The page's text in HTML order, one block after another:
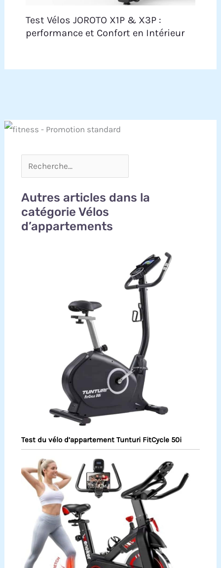
Test Vélos JOROTO X1P & X3P :
performance et Confort en Intérieur
Autres articles dans la
catégorie Vélos
d’appartements
Test du vélo d’appartement Tunturi FitCycle 50i